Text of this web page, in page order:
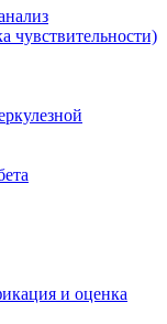
чувствительности)
и оценка